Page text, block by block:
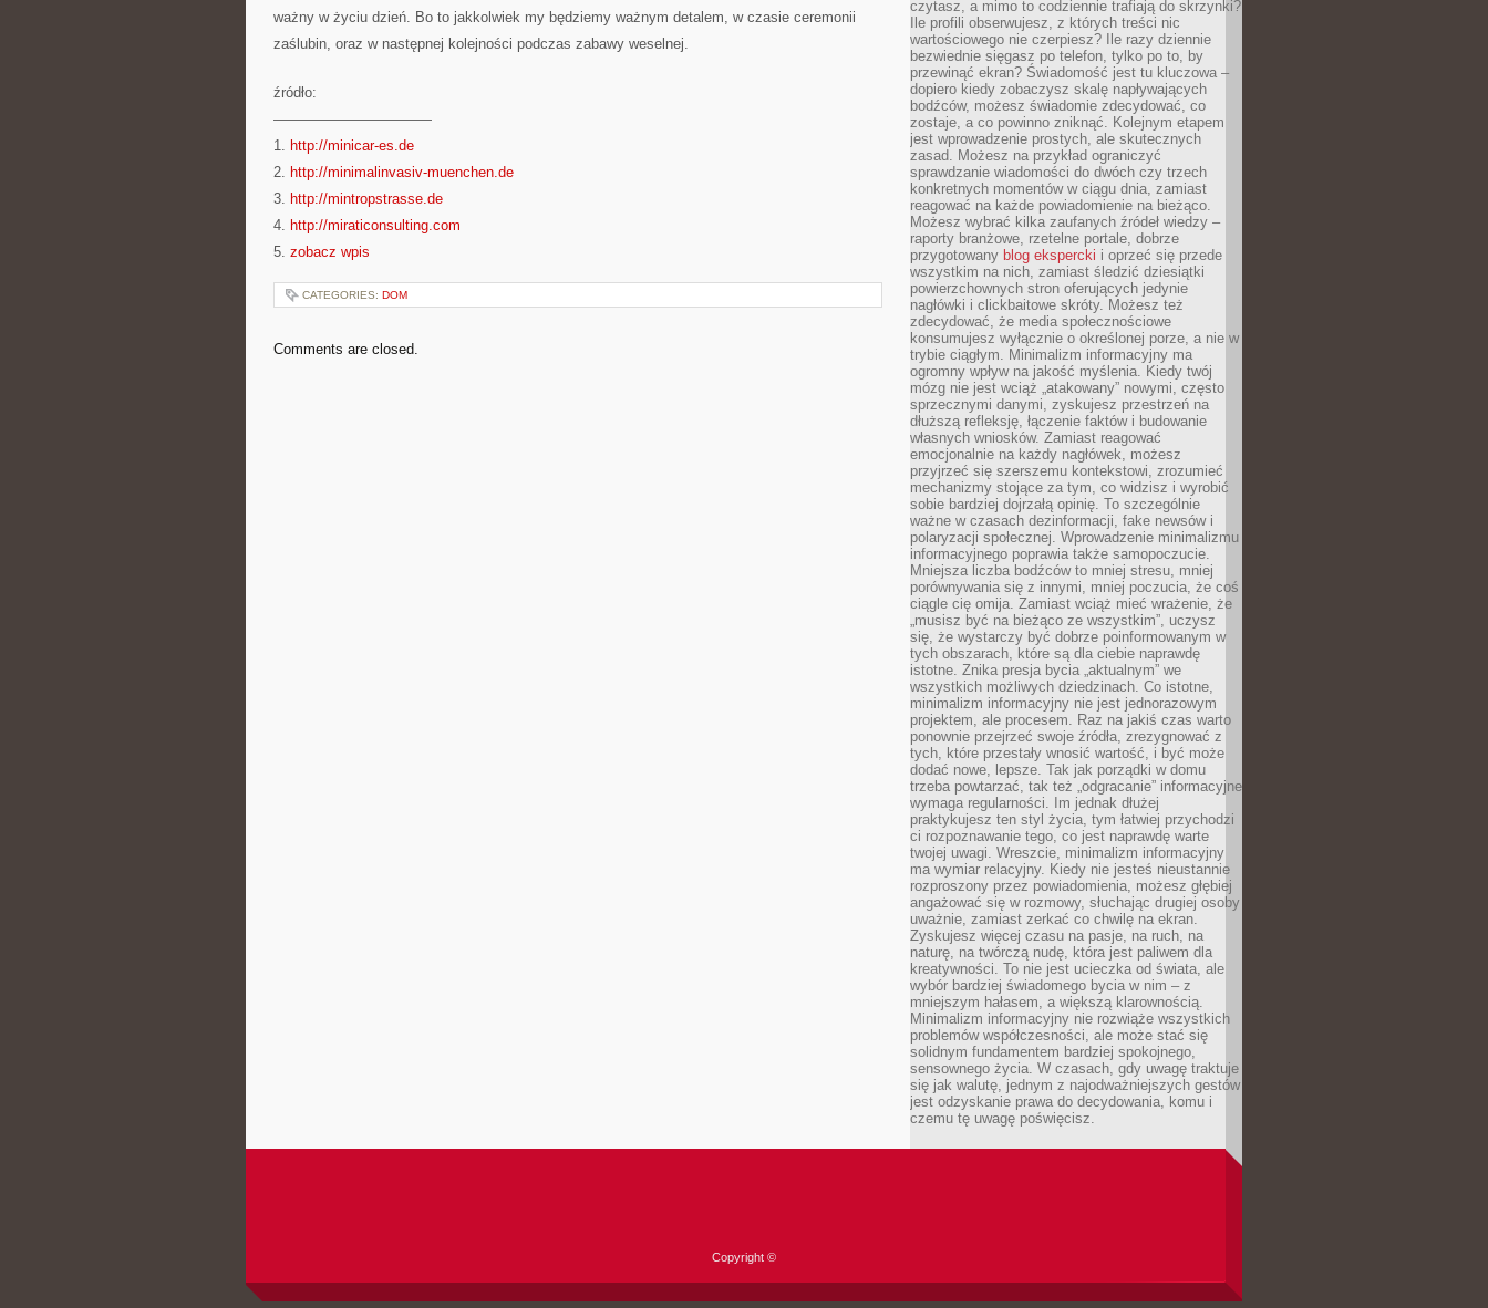
ważny w życiu dzień. Bo to jakkolwiek my będziemy ważnym detalem, w czasie ceremonii
zaślubin, oraz w następnej kolejności podczas zabawy weselnej.
źródło:
———————————
1. http://minicar-es.de
2. http://minimalinvasiv-muenchen.de
3. http://mintropstrasse.de
4. http://miraticonsulting.com
5. zobacz wpis
CATEGORIES: DOM
Comments are closed.
czytasz, a mimo to codziennie trafiają do skrzynki?
Ile profili obserwujesz, z których treści nic
wartościowego nie czerpiesz? Ile razy dziennie
bezwiednie sięgasz po telefon, tylko po to, by
przewinąć ekran? Świadomość jest tu kluczowa –
dopiero kiedy zobaczysz skalę napływających
bodźców, możesz świadomie zdecydować, co
zostaje, a co powinno zniknąć. Kolejnym etapem
jest wprowadzenie prostych, ale skutecznych
zasad. Możesz na przykład ograniczyć
sprawdzanie wiadomości do dwóch czy trzech
konkretnych momentów w ciągu dnia, zamiast
reagować na każde powiadomienie na bieżąco.
Możesz wybrać kilka zaufanych źródeł wiedzy –
raporty branżowe, rzetelne portale, dobrze
przygotowany blog ekspercki i oprzeć się przede
wszystkim na nich, zamiast śledzić dziesiątki
powierzchownych stron oferujących jedynie
nagłówki i clickbaitowe skróty. Możesz też
zdecydować, że media społecznościowe
konsumujesz wyłącznie o określonej porze, a nie w
trybie ciągłym. Minimalizm informacyjny ma
ogromny wpływ na jakość myślenia. Kiedy twój
mózg nie jest wciąż „atakowany” nowymi, często
sprzecznymi danymi, zyskujesz przestrzeń na
dłuższą refleksję, łączenie faktów i budowanie
własnych wniosków. Zamiast reagować
emocjonalnie na każdy nagłówek, możesz
przyjrzeć się szerszemu kontekstowi, zrozumieć
mechanizmy stojące za tym, co widzisz i wyrobić
sobie bardziej dojrzałą opinię. To szczególnie
ważne w czasach dezinformacji, fake newsów i
polaryzacji społecznej. Wprowadzenie minimalizmu
informacyjnego poprawia także samopoczucie.
Mniejsza liczba bodźców to mniej stresu, mniej
porównywania się z innymi, mniej poczucia, że coś
ciągle cię omija. Zamiast wciąż mieć wrażenie, że
„musisz być na bieżąco ze wszystkim”, uczysz
się, że wystarczy być dobrze poinformowanym w
tych obszarach, które są dla ciebie naprawdę
istotne. Znika presja bycia „aktualnym” we
wszystkich możliwych dziedzinach. Co istotne,
minimalizm informacyjny nie jest jednorazowym
projektem, ale procesem. Raz na jakiś czas warto
ponownie przejrzeć swoje źródła, zrezygnować z
tych, które przestały wnosić wartość, i być może
dodać nowe, lepsze. Tak jak porządki w domu
trzeba powtarzać, tak też „odgracanie” informacyjne
wymaga regularności. Im jednak dłużej
praktykujesz ten styl życia, tym łatwiej przychodzi
ci rozpoznawanie tego, co jest naprawdę warte
twojej uwagi. Wreszcie, minimalizm informacyjny
ma wymiar relacyjny. Kiedy nie jesteś nieustannie
rozproszony przez powiadomienia, możesz głębiej
angażować się w rozmowy, słuchając drugiej osoby
uważnie, zamiast zerkać co chwilę na ekran.
Zyskujesz więcej czasu na pasje, na ruch, na
naturę, na twórczą nudę, która jest paliwem dla
kreatywności. To nie jest ucieczka od świata, ale
wybór bardziej świadomego bycia w nim – z
mniejszym hałasem, a większą klarownością.
Minimalizm informacyjny nie rozwiąże wszystkich
problemów współczesności, ale może stać się
solidnym fundamentem bardziej spokojnego,
sensownego życia. W czasach, gdy uwagę traktuje
się jak walutę, jednym z najodważniejszych gestów
jest odzyskanie prawa do decydowania, komu i
czemu tę uwagę poświęcisz.
Copyright ©